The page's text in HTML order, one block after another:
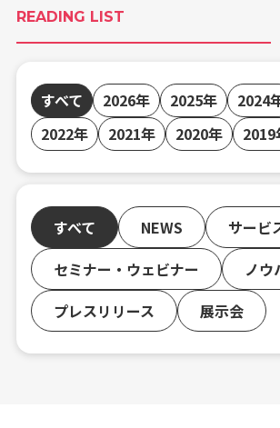
READING LIST
すべて 2026年 2025年 2024
2022年
2021年 2020年 2019
すべて NEWS
サービ
セミナー・ウェビナー
ノウ
プレスリリース
展示会